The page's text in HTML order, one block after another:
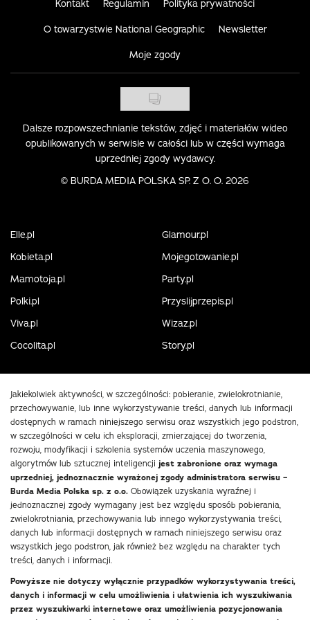
Kontakt Regulamin Polityka prywatności
O towarzystwie National Geographic Newsletter
Moje zgody
Dalsze rozpowszechnianie tekstów, zdjęć i materiałów wideo
opublikowanych w serwisie w całości lub w części wymaga
uprzedniej zgody wydawcy.
© BURDA MEDIA POLSKA SP. Z O. O. 2026
Elle.pl
Glamour.pl
Kobieta.pl
Mojegotowanie.pl
Mamotoja.pl
Party.pl
Polki.pl
Przyslijprzepis.pl
Viva.pl
Wizaz.pl
Cocolita.pl
Story.pl
Jakiekolwiek aktywności, w szczególności: pobieranie, zwielokrotnianie,
przechowywanie, lub inne wykorzystywanie treści, danych lub informacji
dostępnych w ramach niniejszego serwisu oraz wszystkich jego podstron,
w szczególności w celu ich eksploracji, zmierzającej do tworzenia,
rozwoju, modyfikacji i szkolenia systemów uczenia maszynowego,
algorytmów lub sztucznej inteligencji jest zabronione oraz wymaga
uprzedniej, jednoznacznie wyrażonej zgody administratora serwisu –
Burda Media Polska sp. z o.o. Obowiązek uzyskania wyraźnej i
jednoznacznej zgody wymagany jest bez względu sposób pobierania,
zwielokrotniania, przechowywania lub innego wykorzystywania treści,
danych lub informacji dostępnych w ramach niniejszego serwisu oraz
wszystkich jego podstron, jak również bez względu na charakter tych
treści, danych i informacji.
Powyższe nie dotyczy wyłącznie przypadków wykorzystywania treści,
danych i informacji w celu umożliwienia i ułatwienia ich wyszukiwania
przez wyszukiwarki internetowe oraz umożliwienia pozycjonowania